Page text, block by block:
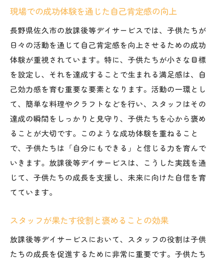
佐久市ならではの放課後等デイサービスの
魅力
多様な体験がもたらす子供たちの成長物語
放課後等デイサービスでのユニークなアク
ティビティ
地域との連携がもたらす新しい学びの場
佐久市の自然環境を活かした成長プログラ
ム
達成感を通じて見つける子供たちの可能性と未
達成感がもたらす自己成長のメカニズム
放課後等デイサービスでの潜在能力の発掘
子供たちが自らの可能性を見出す瞬間
未来を描く力を育む放課後等デイサービス
の役割
現場での成功体験を通じた自己肯定感の向上
長野県佐久市の放課後等デイサービスでは、子供たちが
日々の活動を通じて自己肯定感を向上させるための成功
体験が重視されています。特に、子供たちが小さな目標
を設定し、それを達成することで生まれる満足感は、自
己効力感を育む重要な要素となります。活動の一環とし
て、簡単な料理やクラフトなどを行い、スタッフはその
達成の瞬間をしっかりと見守り、子供たちを心から褒め
ることが大切です。このような成功体験を重ねること
で、子供たちは「自分にもできる」と信じる力を育んで
いきます。放課後等デイサービスは、こうした実践を通
じて、子供たちの成長を支援し、未来に向けた自信を育
てています。
スタッフが果たす役割と褒めることの効果
放課後等デイサービスにおいて、スタッフの役割は子供
たちの成長を促進するために非常に重要です。子供たち